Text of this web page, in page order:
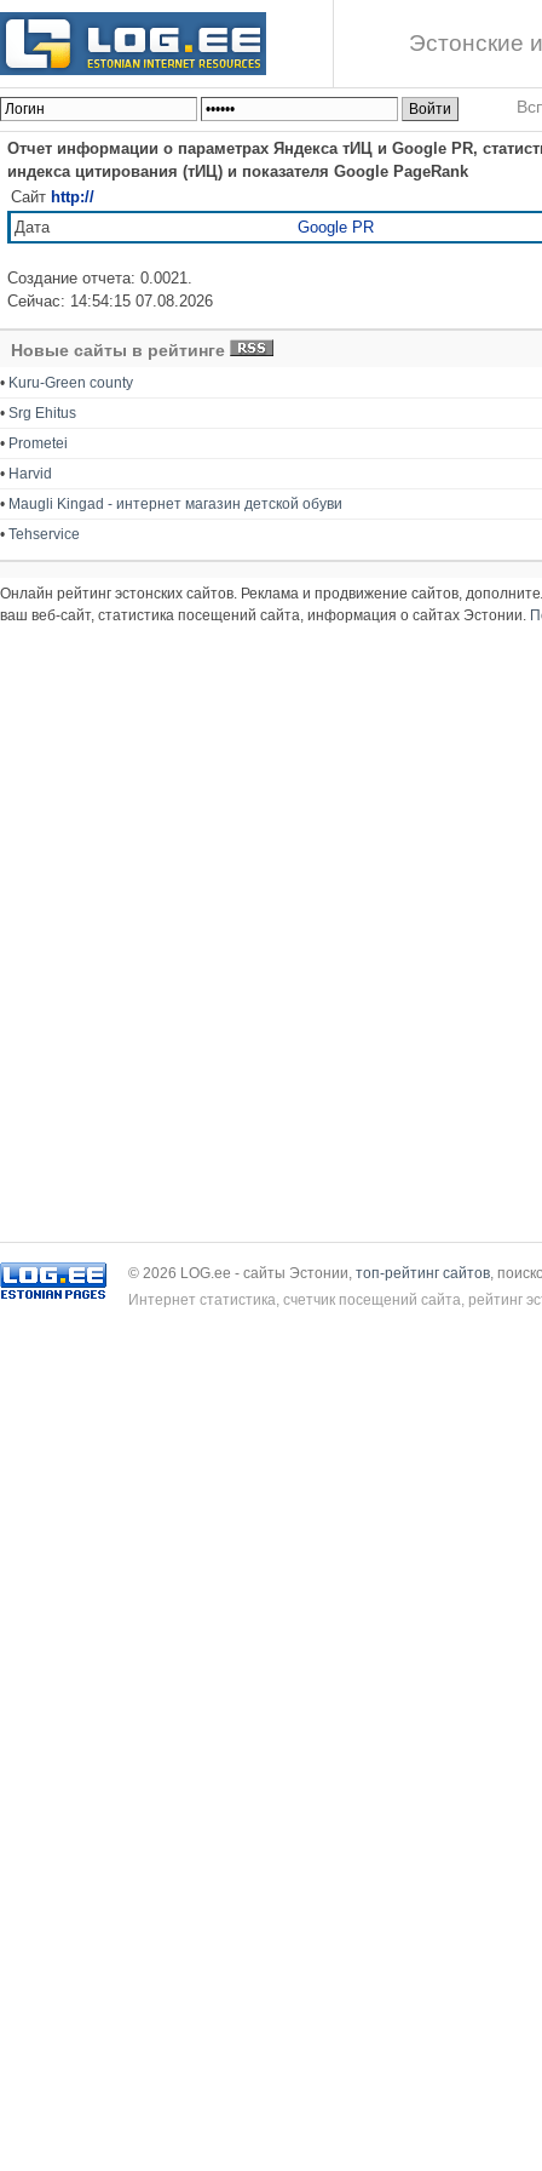
Эстонские
Отчет информации о параметрах Яндекса тИЦ и Google PR,
индекса цитирования (тИЦ) и показателя Google PageRank
Сайт http://
Дата
Google PR
Создание отчета: 0.0021.
Сейчас: 14:54:15 07.08.2026
Новые сайты в рейтинге
• Kuru-Green county
• Srg Ehitus
• Prometei
• Harvid
• Maugli Kingad - интернет магазин детской обуви
• Tehservice
Онлайн рейтинг эстонских сайтов. Реклама и продвижение сайтов,
ваш веб-сайт, статистика посещений сайта, информация о сайтах Эстонии.
© 2026 LOG.ee - сайты Эстонии, топ-рейтинг сайтов ,
Интернет статистика, счетчик посещений сайта, рейтинг